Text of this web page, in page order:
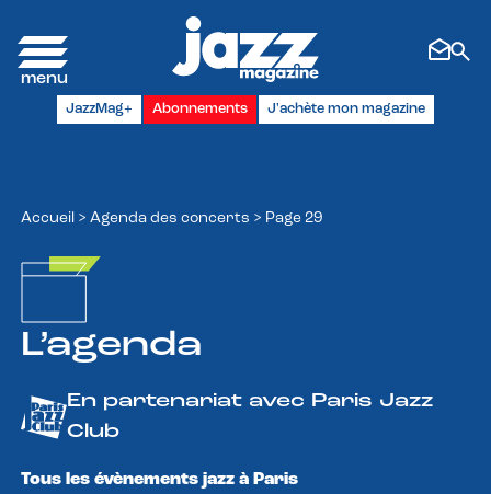
JazzMag+ Abonnements J'achète mon magazine
Accueil > Agenda des concerts > Page 29
L’agenda
En partenariat avec Paris Jazz
Club
Tous les évènements jazz à Paris